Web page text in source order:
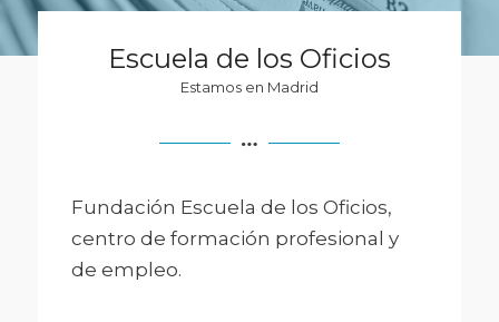
Escuela de los Oficios
Estamos en Madrid
Fundación Escuela de los Oficios,
centro de formación profesional y
de empleo.